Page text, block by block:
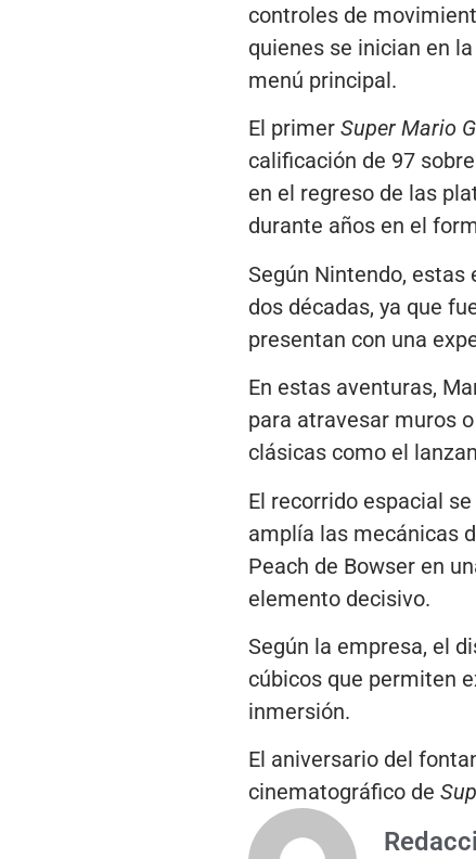
controles de
quienes se inician en
menú principal.
El primer Super Mario
calificación de 97
en el regreso de las
durante años en el
Según Nintendo,
dos décadas, ya que
presentan con una
En estas aventuras,
para atravesar muros
clásicas como el
El recorrido espacial
amplía las mecánicas
Peach de Bowser en
elemento decisivo.
Según la empresa, el
cúbicos que permiten
inmersión.
El aniversario del
cinematográfico de